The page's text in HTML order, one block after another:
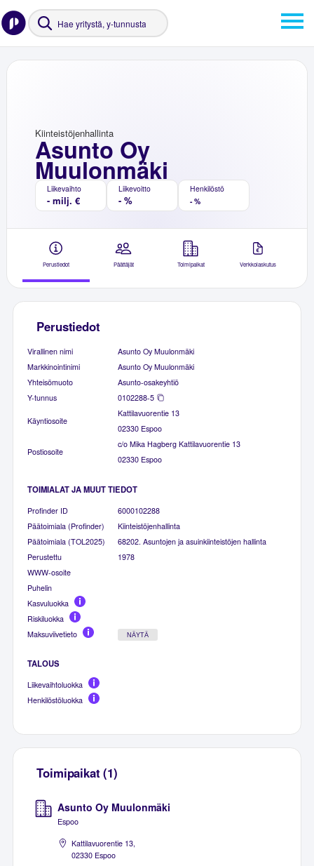
Asunto Oy
Muulonmäki
Kiinteistöjenhallinta
Liikevaihto
- milj. €
Liikevoitto
- %
Henkilöstö
- %
Perustiedot Päättäjät Toimipaikat Verkkolaskutus
Perustiedot
Virallinen nimi
Asunto Oy Muulonmäki
Markkinointinimi
Asunto Oy Muulonmäki
Yhteisömuoto
Asunto-osakeyhtiö
Y-tunnus
0102288-5
Käyntiosoite
Kattilavuorentie 13
02330 Espoo
Postiosoite
c/o Mika Hagberg Kattilavuorentie 13
02330 Espoo
TOIMIALAT JA MUUT TIEDOT
Profinder ID
6000102288
Päätoimiala (Profinder)
Kiinteistöjenhallinta
Päätoimiala (TOL2025)
68202. Asuntojen ja asuinkiinteistöjen hallinta
Perustettu
1978
WWW-osoite
Puhelin
Kasvuluokka
Riskiluokka
Maksuviivetieto
NÄYTÄ
TALOUS
Liikevaihtoluokka
Henkilöstöluokka
Toimipaikat (1)
Asunto Oy Muulonmäki
Espoo
Kattilavuorentie 13,
02330 Espoo